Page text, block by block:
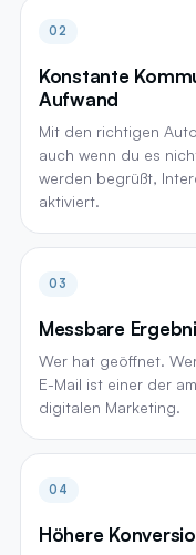
02
Konstante
Aufwand
Mit den richtigen
auch wenn du es
werden begrüßt,
aktiviert.
03
Messbare
Wer hat geöffnet.
E-Mail ist einer der
digitalen Marketing.
04
Höhere